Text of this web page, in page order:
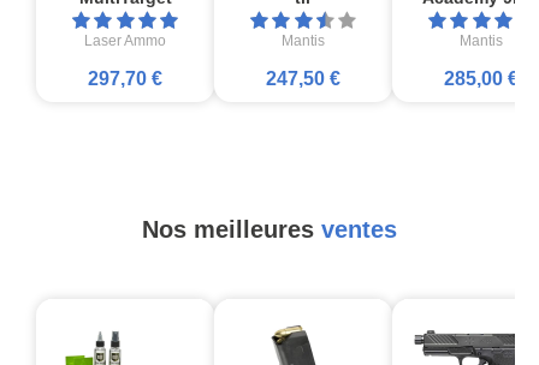
Laser Ammo
297,70 €
Mantis
247,50 €
Mantis
285,00 €
Nos meilleures ventes